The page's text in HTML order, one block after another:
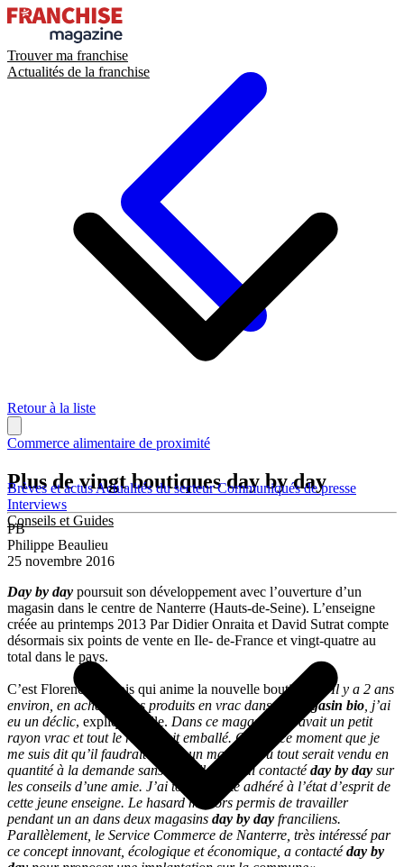
Trouver ma franchise
Actualités de la franchise
Brèves et actusActualités du secteurCommuniqués de presse
Interviews
Conseils et Guides
Retour à la liste
Commerce alimentaire de proximité
Plus de vingt boutiques day by day
PB
Philippe Beaulieu
25 novembre 2016
Day by day poursuit son développement avec l’ouverture d’un
magasin dans le centre de Nanterre (Hauts-de-Seine). L’enseigne
créée au printemps 2013 Par Didier Onraita et David Sutrat compte
désormais six points de vente en Ile- de-France et vingt-quatre au
total dans le pays.
C’est Florence Gallois qui anime la nouvelle boutique. «Il y a 2 ans
environ, en achetant des produits en vrac dans un
magasin bio , j’ai
eu un déclic, explique-t-elle. Dans ce magasin, il y avait un petit
rayon vrac et tout le reste était emballé. C’est à ce moment que je
me suis dit qu’il faudrait ouvrir un magasin où tout serait vendu en
quantité à la demande sans emballage. J’ai contactéday by day sur
les conseils d’une amie. J’ai tout de suite adhéré à l’état d’esprit de
cette jeune enseigne. Le hasard m’alors permis de travailler
pendant un an dans deux magasins day by day franciliens.
Parallèlement, le Service Commerce de Nanterre, très intéressé par
ce concept innovant, écologique et économique, a contactéday by